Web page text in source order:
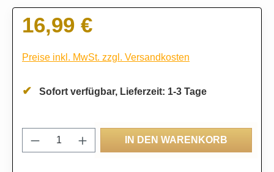
Regulärer Preis:
16,99 €
Preise inkl. MwSt. zzgl. Versandkosten
Sofort verfügbar, Lieferzeit: 1-3 Tage
Produkt Anzahl: Gib den gewünschten
IN DEN WARENKORB